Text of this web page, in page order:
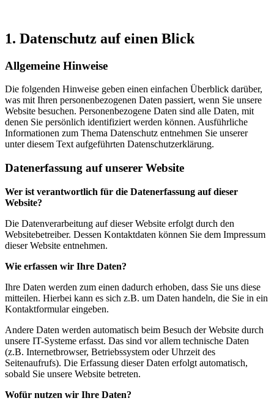
1. Datenschutz auf einen Blick
Allgemeine Hinweise
Die folgenden Hinweise geben einen einfachen Überblick darüber,
was mit Ihren personenbezogenen Daten passiert, wenn Sie unsere
Website besuchen. Personenbezogene Daten sind alle Daten, mit
denen Sie persönlich identifiziert werden können. Ausführliche
Informationen zum Thema Datenschutz entnehmen Sie unserer
unter diesem Text aufgeführten Datenschutzerklärung.
Datenerfassung auf unserer Website
Wer ist verantwortlich für die Datenerfassung auf dieser
Website?
Die Datenverarbeitung auf dieser Website erfolgt durch den
Websitebetreiber. Dessen Kontaktdaten können Sie dem Impressum
dieser Website entnehmen.
Wie erfassen wir Ihre Daten?
Ihre Daten werden zum einen dadurch erhoben, dass Sie uns diese
mitteilen. Hierbei kann es sich z.B. um Daten handeln, die Sie in ein
Kontaktformular eingeben.
Andere Daten werden automatisch beim Besuch der Website durch
unsere IT-Systeme erfasst. Das sind vor allem technische Daten
(z.B. Internetbrowser, Betriebssystem oder Uhrzeit des
Seitenaufrufs). Die Erfassung dieser Daten erfolgt automatisch,
sobald Sie unsere Website betreten.
Wofür nutzen wir Ihre Daten?